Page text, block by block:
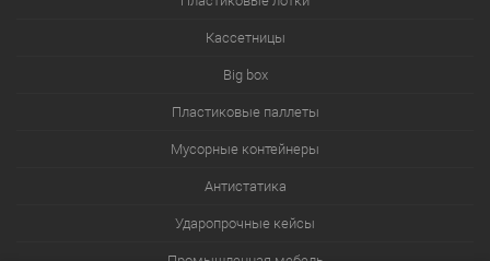
Кассетницы
Big box
Пластиковые паллеты
Мусорные контейнеры
Антистатика
Ударопрочные кейсы